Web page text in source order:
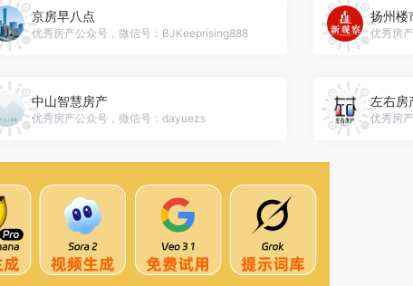
京房早八点
优秀房产公众号，微信号：BJKeeprising888
扬州楼
优秀房
中山智慧房产
优秀房产公众号，微信号：dayuezs
左右房
优秀房